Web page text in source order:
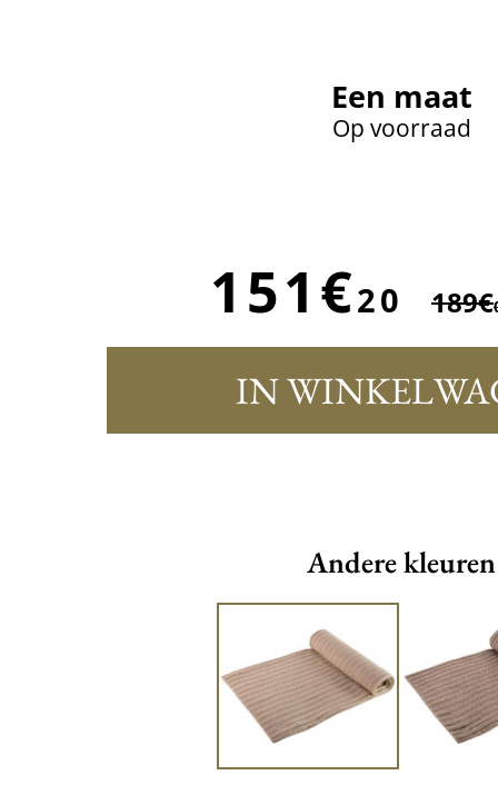
Een maat
Op voorraad
151€20 189€
IN
Andere kleuren